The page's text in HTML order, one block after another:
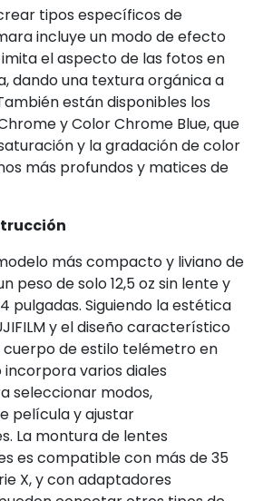
tipos específicos de
incluye un modo de efecto
el aspecto de las fotos en
dando una textura orgánica a
están disponibles los
y Color Chrome Blue, que
y la gradación de color
más profundos y matices de
más compacto y liviano de
peso de solo 12,5 oz sin lente y
pulgadas. Siguiendo la estética
y el diseño característico
cuerpo de estilo telémetro en
varios diales
seleccionar modos,
película y ajustar
La montura de lentes
es compatible con más de 35
X, y con adaptadores